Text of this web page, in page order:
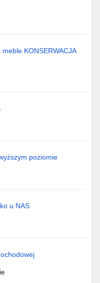
meble KONSERWACJA
poziomie
u NAS